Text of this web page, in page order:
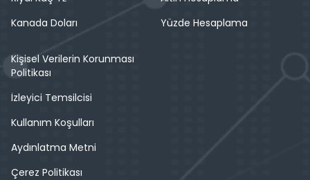
Kanada Doları
Yüzde Hesaplama
Kişisel Verilerin Korunması
Politikası
İzleyici Temsilcisi
Kullanım Koşulları
Aydınlatma Metni
Çerez Politikası